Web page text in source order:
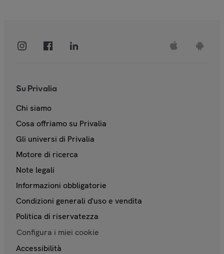
Su Privalia
Chi siamo
Cosa offriamo su Privalia
Gli universi di Privalia
Motore di ricerca
Note legali
Informazioni obbligatorie
Condizioni generali d'uso e vendita
Politica di riservatezza
Configura i miei cookie
Accessibilità